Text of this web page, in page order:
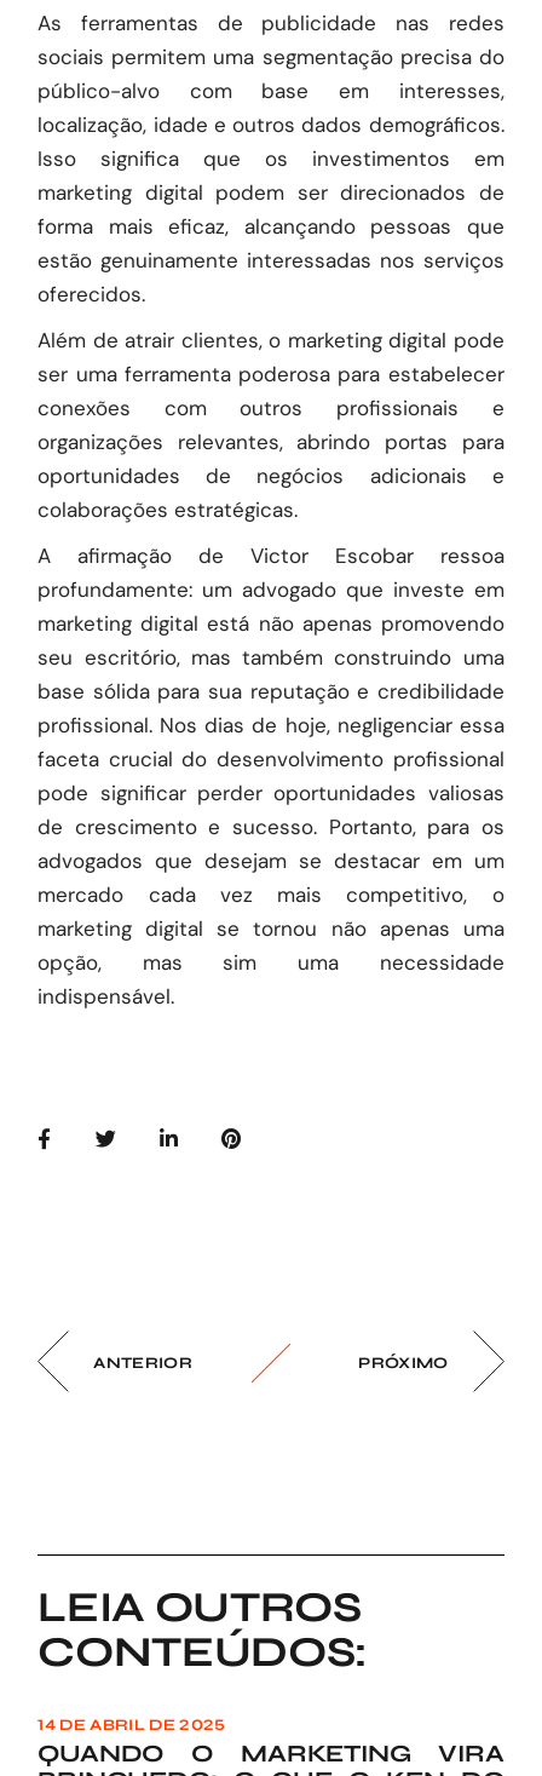
As ferramentas de publicidade nas redes
sociais permitem uma segmentação precisa do
público-alvo com base em interesses,
localização, idade e outros dados demográficos.
Isso significa que os investimentos em
marketing digital podem ser direcionados de
forma mais eficaz, alcançando pessoas que
estão genuinamente interessadas nos serviços
oferecidos.
Além de atrair clientes, o marketing digital pode
ser uma ferramenta poderosa para estabelecer
conexões com outros profissionais e
organizações relevantes, abrindo portas para
oportunidades de negócios adicionais e
colaborações estratégicas.
A afirmação de Victor Escobar ressoa
profundamente: um advogado que investe em
marketing digital está não apenas promovendo
seu escritório, mas também construindo uma
base sólida para sua reputação e credibilidade
profissional. Nos dias de hoje, negligenciar essa
faceta crucial do desenvolvimento profissional
pode significar perder oportunidades valiosas
de crescimento e sucesso. Portanto, para os
advogados que desejam se destacar em um
mercado cada vez mais competitivo, o
marketing digital se tornou não apenas uma
opção, mas sim uma necessidade
indispensável.
ANTERIOR PRÓXIMO
LEIA OUTROS
CONTEÚDOS:
14 DE ABRIL DE 2025
QUANDO O MARKETING VIRA